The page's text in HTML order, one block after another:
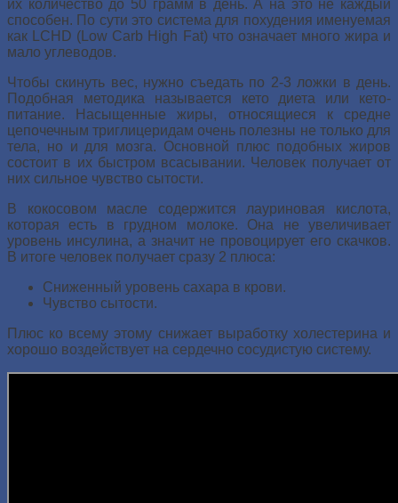
их количество до 50 грамм в день. А на это не каждый
способен. По сути это система для похудения именуемая
как LCHD (Low Carb High Fat) что означает много жира и
мало углеводов.
Чтобы скинуть вес, нужно съедать по 2-3 ложки в день.
Подобная методика называется кето диета или кето-
питание. Насыщенные жиры, относящиеся к средне
цепочечным триглицеридам очень полезны не только для
тела, но и для мозга. Основной плюс подобных жиров
состоит в их быстром всасывании. Человек получает от
них сильное чувство сытости.
В кокосовом масле содержится лауриновая кислота,
которая есть в грудном молоке. Она не увеличивает
уровень инсулина, а значит не провоцирует его скачков.
В итоге человек получает сразу 2 плюса:
Сниженный уровень сахара в крови.
Чувство сытости.
Плюс ко всему этому снижает выработку холестерина и
хорошо воздействует на сердечно сосудистую систему.